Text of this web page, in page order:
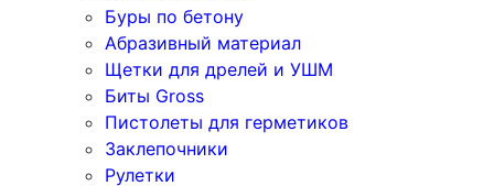
Буры по бетону
Абразивный материал
Щетки для дрелей и УШМ
Биты Gross
Пистолеты для герметиков
Заклепочники
Рулетки